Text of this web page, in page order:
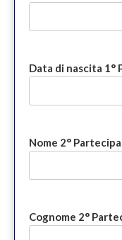
Data di nascita 1°
Nome 2°
Cognome 2°